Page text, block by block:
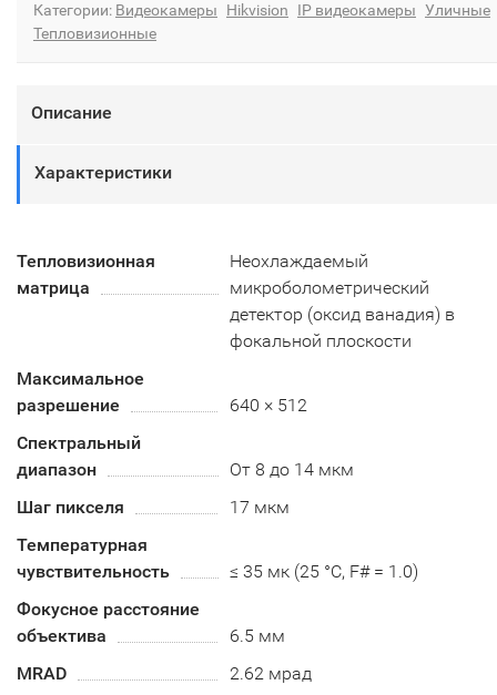
Категории: Видеокамеры Hikvision IP видеокамеры Уличные
Тепловизионные
Описание
Характеристики
Тепловизионная
матрица
Неохлаждаемый
микроболометрический
детектор (оксид ванадия) в
фокальной плоскости
Максимальное
разрешение
640 × 512
Спектральный
диапазон
От 8 до 14 мкм
Шаг пикселя
17 мкм
Температурная
чувствительность
≤ 35 мк (25 °C, F# = 1.0)
Фокусное расстояние
объектива
6.5 мм
MRAD
2.62 мрад